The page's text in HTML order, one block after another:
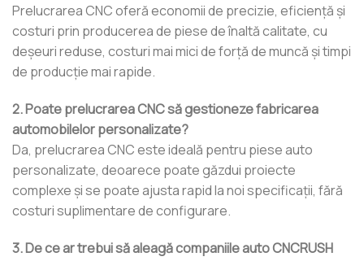
Prelucrarea CNC oferă economii de precizie, eficiență și
costuri prin producerea de piese de înaltă calitate, cu
deșeuri reduse, costuri mai mici de forță de muncă și timpi
de producție mai rapide.
2. Poate prelucrarea CNC să gestioneze fabricarea
automobilelor personalizate?
Da, prelucrarea CNC este ideală pentru piese auto
personalizate, deoarece poate găzdui proiecte
complexe și se poate ajusta rapid la noi specificații, fără
costuri suplimentare de configurare.
3. De ce ar trebui să aleagă companiile auto CNCRUSH